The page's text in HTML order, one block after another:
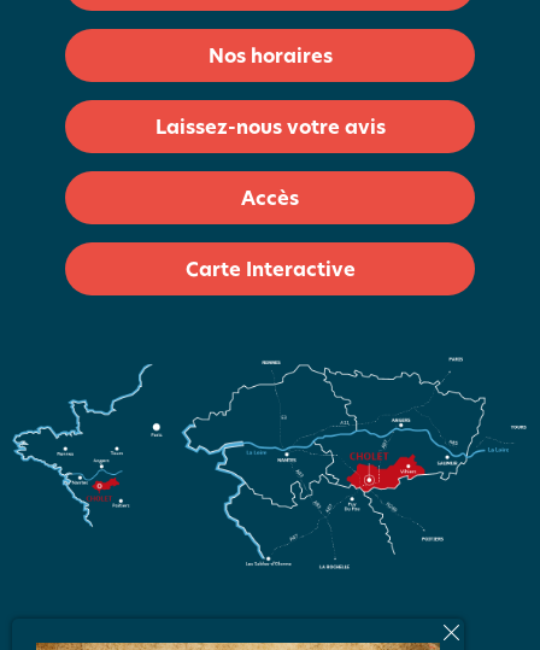
Nos horaires
Laissez-nous votre avis
Accès
Carte Interactive